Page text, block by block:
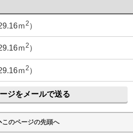
ｍ2）
ｍ2）
ｍ 2）
ジをメールで送る
このページの先頭へ